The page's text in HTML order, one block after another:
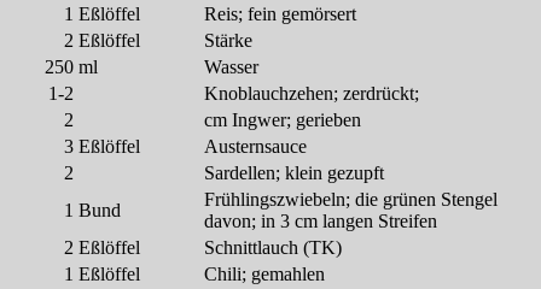
1 Eßlöffel
Reis; fein gemörsert
2 Eßlöffel
Stärke
250 ml
Wasser
1-2
Knoblauchzehen; zerdrückt;
2
cm Ingwer; gerieben
3 Eßlöffel
Austernsauce
2
Sardellen; klein gezupft
1 Bund
Frühlingszwiebeln; die grünen Stengel
davon; in 3 cm langen Streifen
2 Eßlöffel
Schnittlauch (TK)
1 Eßlöffel
Chili; gemahlen